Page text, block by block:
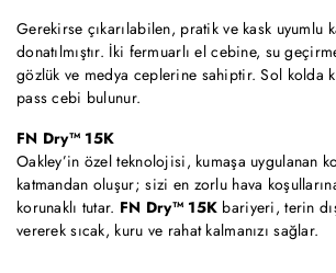
Gerekirse çıkarılabilen, pratik ve kask uyumlu
donatılmıştır. İki fermuarlı el cebine, su
gözlük ve medya ceplerine sahiptir. Sol kolda
pass cebi bulunur.
FN Dry™ 15K
Oakley’in özel teknolojisi, kumaşa uygulanan
katmandan oluşur; sizi en zorlu hava
korunaklı tutar. FN Dry™ 15K bariyeri, terin
vererek sıcak, kuru ve rahat kalmanızı sağlar.